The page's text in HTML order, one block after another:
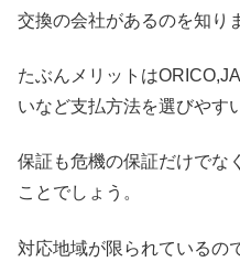
交換の会社があるのを知り
たぶんメリットは
いなど支払方法を選びやす
保証も危機の保証だけでな
ことでしょう。
対応地域が限られているの